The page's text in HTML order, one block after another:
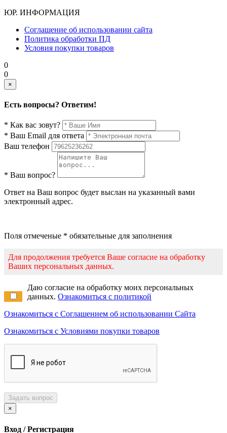
ЮР. ИНФОРМАЦИЯ
Соглашение об использовании сайта
Политика обработки ПД
Условия покупки товаров
0
0
×
Есть вопросы? Ответим!
* Как вас зовут?
* Ваш Email для ответа
Ваш телефон
* Ваш вопрос?
Ответ на Ваш вопрос будет выслан на указанный вами
электронный адрес.
Поля отмеченые * обязательные для заполнения
Для продолжения требуется Ваше согласие на обработку
Ваших персональных данных.
Даю согласие на обработку моих персональных
данных. Ознакомиться с политикой
Ознакомиться с Соглашением об использовании Сайта
Ознакомиться с Условиями покупки товаров
Задать вопрос
×
Вход / Регистрация